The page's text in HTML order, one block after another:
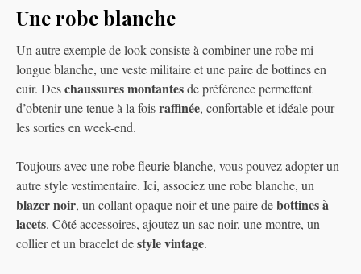
Une robe blanche
Un autre exemple de look consiste à combiner une robe mi-
longue blanche, une veste militaire et une paire de bottines en
cuir. Deschaussures montantesde préférence permettent
d’obtenir une tenue à la foisraffinée, confortable et idéale pour
les sorties en week-end.
Toujours avec une robe fleurie blanche, vous pouvez adopter un
autre style vestimentaire. Ici, associez une robe blanche, un
blazer noir, un collant opaque noir et une paire debottines à
lacets. Côté accessoires, ajoutez un sac noir, une montre, un
collier et un bracelet destylevintage.